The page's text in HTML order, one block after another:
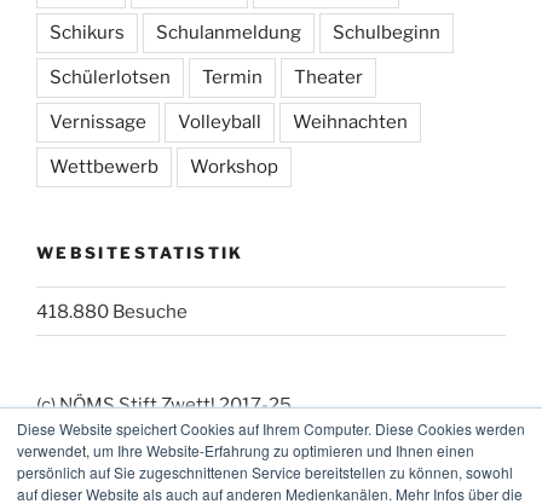
Diese Website speichert Cookies auf Ihrem Computer. Diese Cookies werden
verwendet, um Ihre Website-Erfahrung zu optimieren und Ihnen einen
persönlich auf Sie zugeschnittenen Service bereitstellen zu können, sowohl
auf dieser Website als auch auf anderen Medienkanälen. Mehr Infos über die
Schikurs Schulanmeldung Schulbeginn
Schülerlotsen Termin Theater
Vernissage Volleyball Weihnachten
Wettbewerb Workshop
WEBSITESTATISTIK
418.880 Besuche
(c) NÖMS Stift Zwettl 2017-25
(_:_) Webmaster: KK